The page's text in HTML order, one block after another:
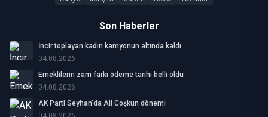
Son Haberler
İncir toplayan kadın kamyonun altında kaldı
04.08.2026
Emeklilerin zam farkı ödeme tarihi belli oldu
04.08.2026
AK Parti Seyhan’da Ali Coşkun dönemi